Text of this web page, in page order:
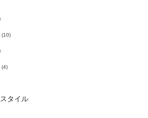
(10)
(4)
タイル